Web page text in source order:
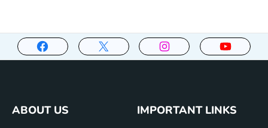
ABOUT US
IMPORTANT LINKS